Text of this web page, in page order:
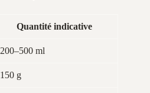
Quantité indicative
200–500 ml
150 g